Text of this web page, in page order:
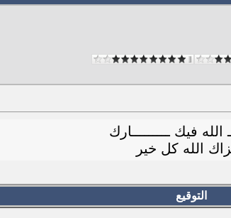
الله فيك ـــــــــارك
الله كل خير
التوقيع